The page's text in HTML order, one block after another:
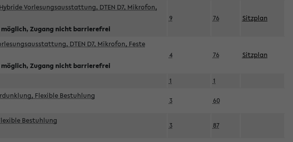
Vorlesungsausstattung, DTEN D7, Mikrofon,
möglich, Zugang nicht barrierefrei
9 76 Sitzplan
DTEN D7, Mikrofon, Feste
möglich, Zugang nicht barrierefrei
4 76 Sitzplan
1 1
Flexible Bestuhlung
3 60
Bestuhlung
3 87